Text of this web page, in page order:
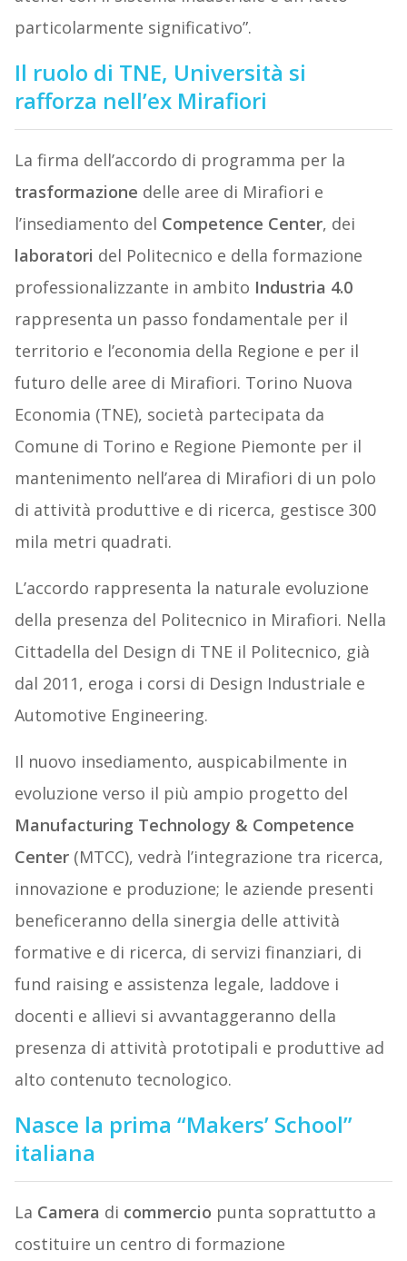
particolarmente significativo”.
Il ruolo di TNE, Università si
rafforza nell’ex Mirafiori
La firma dell’accordo di programma per la
trasformazione delle aree di Mirafiori e
l’insediamento del Competence Center, dei
laboratori del Politecnico e della formazione
professionalizzante in ambito Industria 4.0
rappresenta un passo fondamentale per il
territorio e l’economia della Regione e per il
futuro delle aree di Mirafiori. Torino Nuova
Economia (TNE), società partecipata da
Comune di Torino e Regione Piemonte per il
mantenimento nell’area di Mirafiori di un polo
di attività produttive e di ricerca, gestisce 300
mila metri quadrati.
L’accordo rappresenta la naturale evoluzione
della presenza del Politecnico in Mirafiori. Nella
Cittadella del Design di TNE il Politecnico, già
dal 2011, eroga i corsi di Design Industriale e
Automotive Engineering.
Il nuovo insediamento, auspicabilmente in
evoluzione verso il più ampio progetto del
Manufacturing Technology & Competence
Center(MTCC), vedrà l’integrazione tra ricerca,
innovazione e produzione; le aziende presenti
beneficeranno della sinergia delle attività
formative e di ricerca, di servizi finanziari, di
fund raising e assistenza legale, laddove i
docenti e allievi si avvantaggeranno della
presenza di attività prototipali e produttive ad
alto contenuto tecnologico.
Nasce la prima “Makers’ School”
italiana
La Camera di commercio punta soprattutto a
costituire un centro di formazione